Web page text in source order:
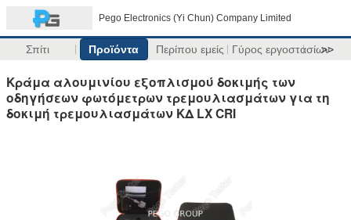
Pego Electronics (Yi Chun) Company Limited
Σπίτι Προϊόντα Περίπου εμείς Γύρος εργοστασίων
>>
Κράμα αλουμινίου εξοπλισμού δοκιμής των
οδηγήσεων φωτόμετρων τρεμουλιασμάτων για τη
δοκιμή τρεμουλιασμάτων ΚΔ LX CRI